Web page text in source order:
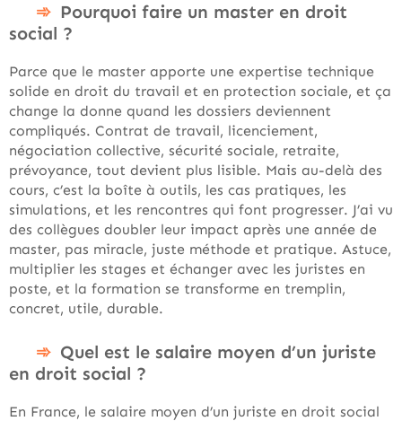
Pourquoi faire un master en droit
social ?
Parce que le master apporte une expertise technique
solide en droit du travail et en protection sociale, et ça
change la donne quand les dossiers deviennent
compliqués. Contrat de travail, licenciement,
négociation collective, sécurité sociale, retraite,
prévoyance, tout devient plus lisible. Mais au-delà des
cours, c’est la boîte à outils, les cas pratiques, les
simulations, et les rencontres qui font progresser. J’ai vu
des collègues doubler leur impact après une année de
master, pas miracle, juste méthode et pratique. Astuce,
multiplier les stages et échanger avec les juristes en
poste, et la formation se transforme en tremplin,
concret, utile, durable.
Quel est le salaire moyen d’un juriste
en droit social ?
En France, le salaire moyen d’un juriste en droit social